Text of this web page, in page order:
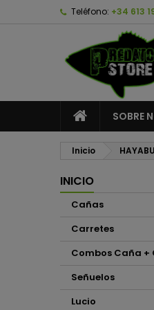
Teléfono: +34 613
SOBRE
Inicio
INICIO
Cañas
Carretes
Combos Caña +
Señuelos
Lucio